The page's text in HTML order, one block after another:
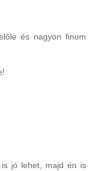
és nagyon finom
is jó lehet, majd én is